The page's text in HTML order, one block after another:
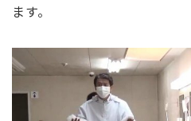
ます。